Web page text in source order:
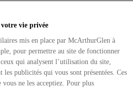
vie privée
mis en place par McArthurGlen à
pour permettre au site de fonctionner
qui analysent l’utilisation du site,
les publicités qui vous sont présentées. Ces
vous ne les acceptiez. Pour plus